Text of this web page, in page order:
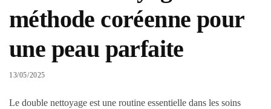
méthode coréenne pour
une peau parfaite
13/05/2025
Le double nettoyage est une routine essentielle dans les soins